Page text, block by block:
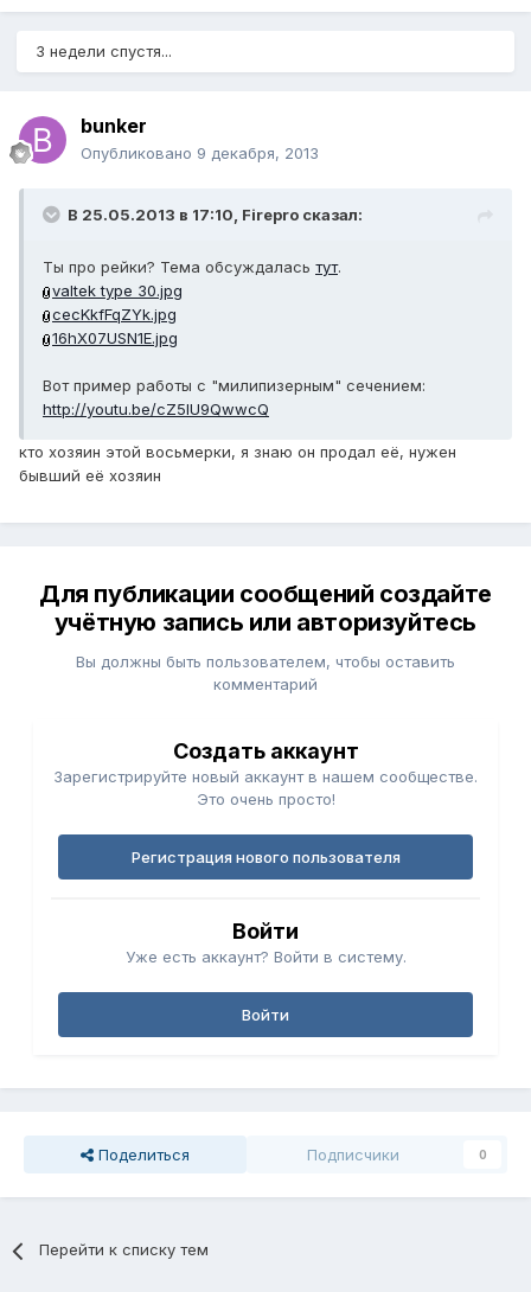
3 недели спустя...
bunker
Опубликовано 9 декабря, 2013
В 25.05.2013 в 17:10, Firepro сказал:
Ты про рейки? Тема обсуждалась тут.
valtek type 30.jpg
cecKkfFqZYk.jpg
16hX07USN1E.jpg
Вот пример работы с "милипизерным" сечением:
http://youtu.be/cZ5lU9QwwcQ
кто хозяин этой восьмерки, я знаю он продал её, нужен
бывший её хозяин
Для публикации сообщений создайте
учётную запись или авторизуйтесь
Вы должны быть пользователем, чтобы оставить
комментарий
Создать аккаунт
Зарегистрируйте новый аккаунт в нашем сообществе.
Это очень просто!
Регистрация нового пользователя
Войти
Уже есть аккаунт? Войти в систему.
Войти
Поделиться Подписчики 0
Перейти к списку тем